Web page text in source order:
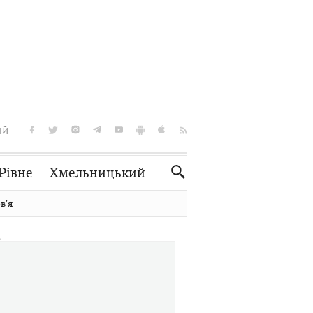
Хмельницький
Словко